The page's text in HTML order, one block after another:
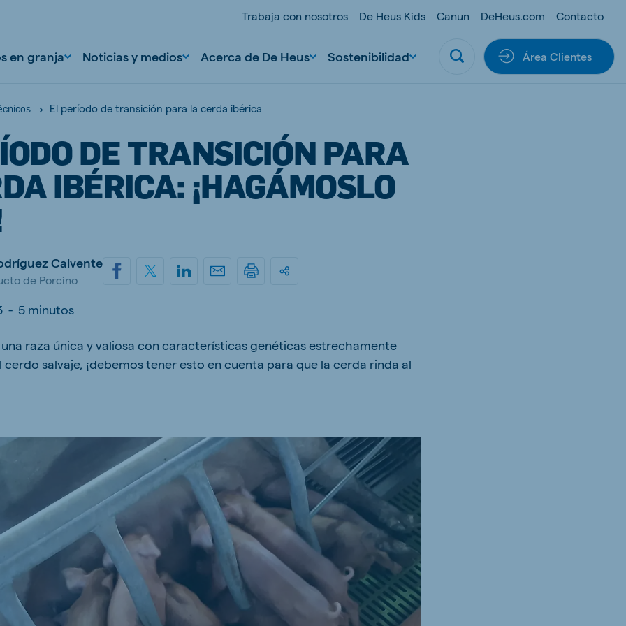
Trabaja con nosotros De Heus Kids Canun DeHeus.com Contacto
en granja Noticias y medios Acerca de De Heus Sostenibilidad Área Clientes
El período de transición para la cerda ibérica
DE TRANSICIÓN PARA
IBÉRICA: ¡HAGÁMOSLO
Calvente
de Porcino
- 5 minutos
raza única y valiosa con características genéticas estrechamente
salvaje, ¡debemos tener esto en cuenta para que la cerda rinda al
Indonesian
Africa Ghana (Koudijs)
English
(Koudijs)